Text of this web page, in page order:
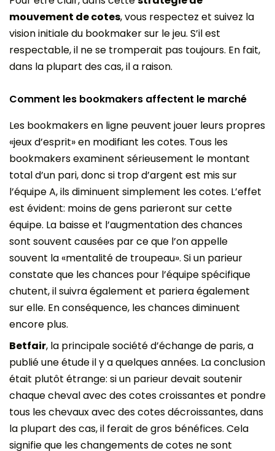
mouvement de cotes, vous respectez et suivez la
vision initiale du bookmaker sur le jeu. S’il est
respectable, il ne se tromperait pas toujours. En fait,
dans la plupart des cas, il a raison.
Comment les bookmakers affectent le marché
Les bookmakers en ligne peuvent jouer leurs propres
«jeux d’esprit» en modifiant les cotes. Tous les
bookmakers examinent sérieusement le montant
total d’un pari, donc si trop d’argent est mis sur
l’équipe A, ils diminuent simplement les cotes. L’effet
est évident: moins de gens parieront sur cette
équipe. La baisse et l’augmentation des chances
sont souvent causées par ce que l’on appelle
souvent la «mentalité de troupeau». Si un parieur
constate que les chances pour l’équipe spécifique
chutent, il suivra également et pariera également
sur elle. En conséquence, les chances diminuent
encore plus.
Betfair, la principale société d’échange de paris, a
publié une étude il y a quelques années. La conclusion
était plutôt étrange: si un parieur devait soutenir
chaque cheval avec des cotes croissantes et pondre
tous les chevaux avec des cotes décroissantes, dans
la plupart des cas, il ferait de gros bénéfices. Cela
signifie que les changements de cotes ne sont